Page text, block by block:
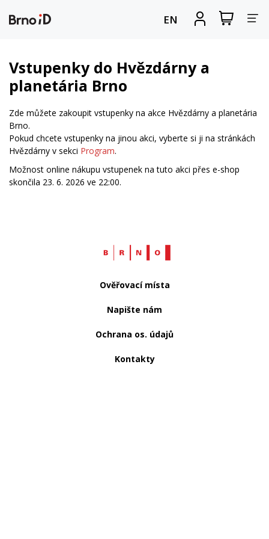
EN
Zobrazit
nákupní
Vstupenky do Hvězdárny a
planetária Brno
Zde můžete zakoupit vstupenky na akce Hvězdárny a planetária
Brno.
Pokud chcete vstupenky na jinou akci, vyberte si ji na stránkách
Hvězdárny v sekci Program.
Možnost online nákupu vstupenek na tuto akci přes e-shop
skončila 23. 6. 2026 ve 22:00.
Web
Ověřovací místa
Napište nám
Ochrana os. údajů
Kontakty